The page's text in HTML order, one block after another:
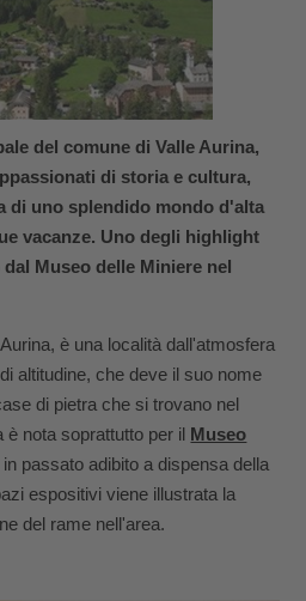
del comune di Valle Aurina,
di storia e cultura,
di uno splendido mondo d'alta
vacanze. Uno degli highlight
Museo delle Miniere nel
è una località dall'atmosfera
altitudine, che deve il suo nome
di pietra che si trovano nel
è nota soprattutto per il Museo
in passato adibito a dispensa della
espositivi viene illustrata la
del rame nell'area.